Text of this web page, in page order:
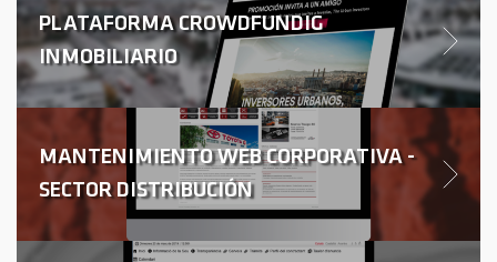
PLATAFORMA CROWDFUNDIG
INMOBILIARIO
MANTENIMIENTO WEB CORPORATIVA -
SECTOR DISTRIBUCIÓN